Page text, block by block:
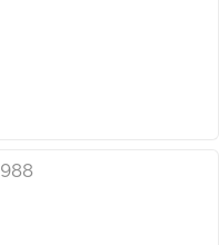
1988